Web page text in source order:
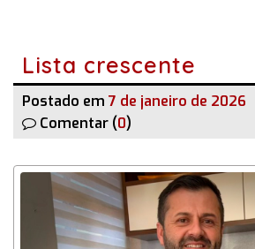
Lista crescente
Postado em 7 de janeiro de 2026
Comentar (0)